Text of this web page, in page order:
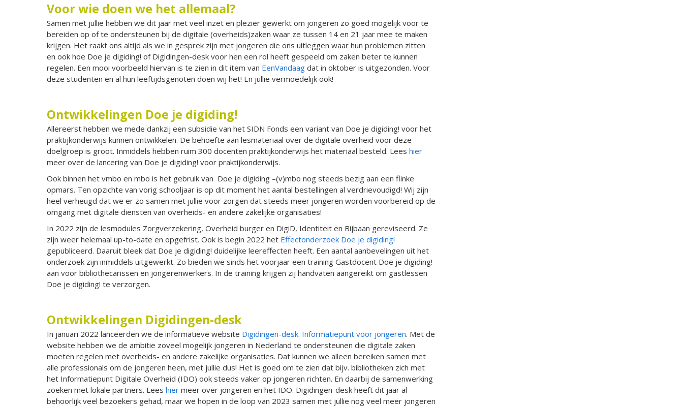
Voor wie doen we het allemaal?
Samen met jullie hebben we dit jaar met veel inzet en plezier gewerkt om jongeren zo goed mogelijk voor te
bereiden op of te ondersteunen bij de digitale (overheids)zaken waar ze tussen 14 en 21 jaar mee te maken
krijgen. Het raakt ons altijd als we in gesprek zijn met jongeren die ons uitleggen waar hun problemen zitten
en ook hoe Doe je digiding! of Digidingen-desk voor hen een rol heeft gespeeld om zaken beter te kunnen
regelen. Een mooi voorbeeld hiervan is te zien in dit item van EenVandaag dat in oktober is uitgezonden. Voor
deze studenten en al hun leeftijdsgenoten doen wij het! En jullie vermoedelijk ook!
Ontwikkelingen Doe je digiding!
Allereerst hebben we mede dankzij een subsidie van het SIDN Fonds een variant van Doe je digiding! voor het
praktijkonderwijs kunnen ontwikkelen. De behoefte aan lesmateriaal over de digitale overheid voor deze
doelgroep is groot. Inmiddels hebben ruim 300 docenten praktijkonderwijs het materiaal besteld. Lees hier
meer over de lancering van Doe je digiding! voor praktijkonderwijs.
Ook binnen het vmbo en mbo is het gebruik van Doe je digiding –(v)mbo nog steeds bezig aan een flinke
opmars. Ten opzichte van vorig schooljaar is op dit moment het aantal bestellingen al verdrievoudigd! Wij zijn
heel verheugd dat we er zo samen met jullie voor zorgen dat steeds meer jongeren worden voorbereid op de
omgang met digitale diensten van overheids- en andere zakelijke organisaties!
In 2022 zijn de lesmodules Zorgverzekering, Overheid burger en DigiD, Identiteit en Bijbaan gereviseerd. Ze
zijn weer helemaal up-to-date en opgefrist. Ook is begin 2022 het Effectonderzoek Doe je digiding!
gepubliceerd. Daaruit bleek dat Doe je digiding! duidelijke leereffecten heeft. Een aantal aanbevelingen uit het
onderzoek zijn inmiddels uitgewerkt. Zo bieden we sinds het voorjaar een training Gastdocent Doe je digiding!
aan voor bibliothecarissen en jongerenwerkers. In de training krijgen zij handvaten aangereikt om gastlessen
Doe je digiding! te verzorgen.
Ontwikkelingen Digidingen-desk
In januari 2022 lanceerden we de informatieve website Digidingen-desk. Informatiepunt voor jongeren. Met de
website hebben we de ambitie zoveel mogelijk jongeren in Nederland te ondersteunen die digitale zaken
moeten regelen met overheids- en andere zakelijke organisaties. Dat kunnen we alleen bereiken samen met
alle professionals om de jongeren heen, met jullie dus! Het is goed om te zien dat bijv. bibliotheken zich met
het Informatiepunt Digitale Overheid (IDO) ook steeds vaker op jongeren richten. En daarbij de samenwerking
zoeken met lokale partners. Lees hier meer over jongeren en het IDO. Digidingen-desk heeft dit jaar al
behoorlijk veel bezoekers gehad, maar we hopen in de loop van 2023 samen met jullie nog veel meer jongeren